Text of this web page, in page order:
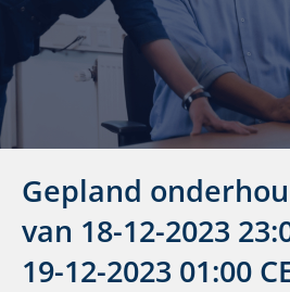
Gepland
van 18-12-2023
19-12-2023 01:00